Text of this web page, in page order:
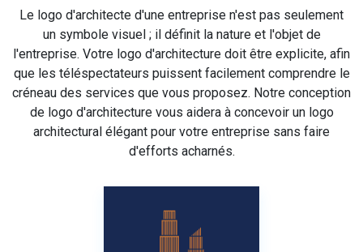
Le logo d'architecte d'une entreprise n'est pas seulement
un symbole visuel ; il définit la nature et l'objet de
l'entreprise. Votre logo d'architecture doit être explicite, afin
que les téléspectateurs puissent facilement comprendre le
créneau des services que vous proposez. Notre conception
de logo d'architecture vous aidera à concevoir un logo
architectural élégant pour votre entreprise sans faire
d'efforts acharnés.